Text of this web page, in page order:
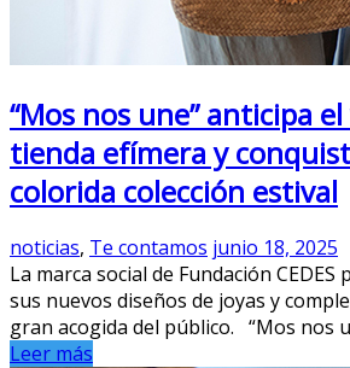
“Mos nos une” anticipa
tienda efímera y
colorida colección estival
noticias, Te contamos junio 18, 2025
La marca social de Fundación
sus nuevos diseños de joyas y
gran acogida del público. “Mos nos
Leer más